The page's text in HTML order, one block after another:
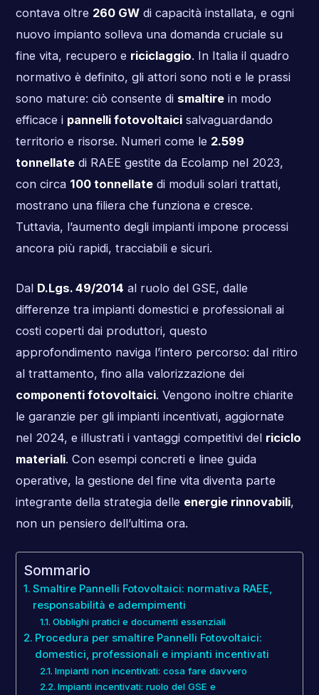
contava oltre 260 GWdi capacità installata, e ogni
nuovo impianto solleva una domanda cruciale su
fine vita, recupero e riciclaggio. In Italia il quadro
normativo è definito, gli attori sono noti e le prassi
sono mature: ciò consente di smaltirein modo
efficace i pannelli fotovoltaicisalvaguardando
territorio e risorse. Numeri come le 2.599
tonnellatedi RAEE gestite da Ecolamp nel 2023,
con circa 100 tonnellatedi moduli solari trattati,
mostrano una filiera che funziona e cresce.
Tuttavia, l’aumento degli impianti impone processi
ancora più rapidi, tracciabili e sicuri.
Dal D.Lgs. 49/2014 al ruolo del GSE, dalle
differenze tra impianti domestici e professionali ai
costi coperti dai produttori, questo
approfondimento naviga l’intero percorso: dal ritiro
al trattamento, fino alla valorizzazione dei
componenti fotovoltaici. Vengono inoltre chiarite
le garanzie per gli impianti incentivati, aggiornate
nel 2024, e illustrati i vantaggi competitivi del riciclo
materiali. Con esempi concreti e linee guida
operative, la gestione del fine vita diventa parte
integrante della strategia delle energie rinnovabili,
non un pensiero dell’ultima ora.
Sommario
Smaltire Pannelli Fotovoltaici: normativa RAEE,
responsabilità e adempimenti
Obblighi pratici e documenti essenziali
Procedura per smaltire Pannelli Fotovoltaici:
domestici, professionali e impianti incentivati
Impianti non incentivati: cosa fare davvero
Impianti incentivati: ruolo del GSE e